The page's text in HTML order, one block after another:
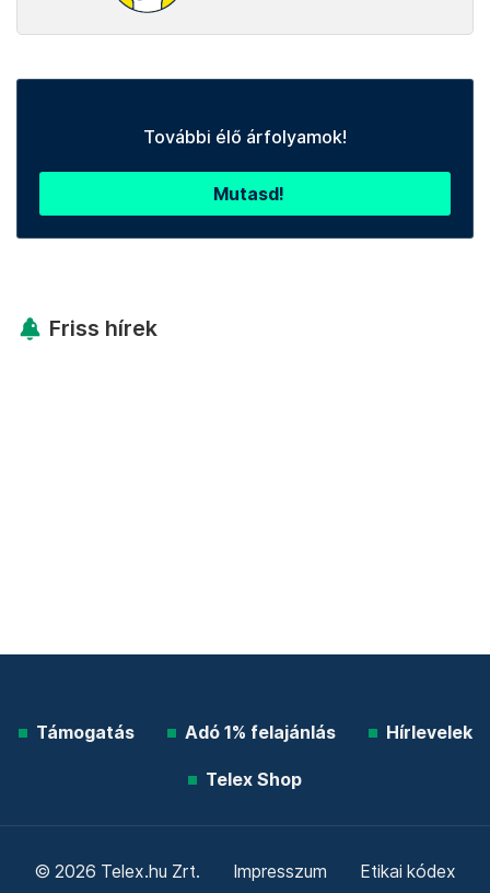
További élő árfolyamok!
Mutasd!
Friss hírek
Támogatás Adó 1% felajánlás Hírlevelek
Telex Shop
© 2026 Telex.hu Zrt. Impresszum Etikai kódex